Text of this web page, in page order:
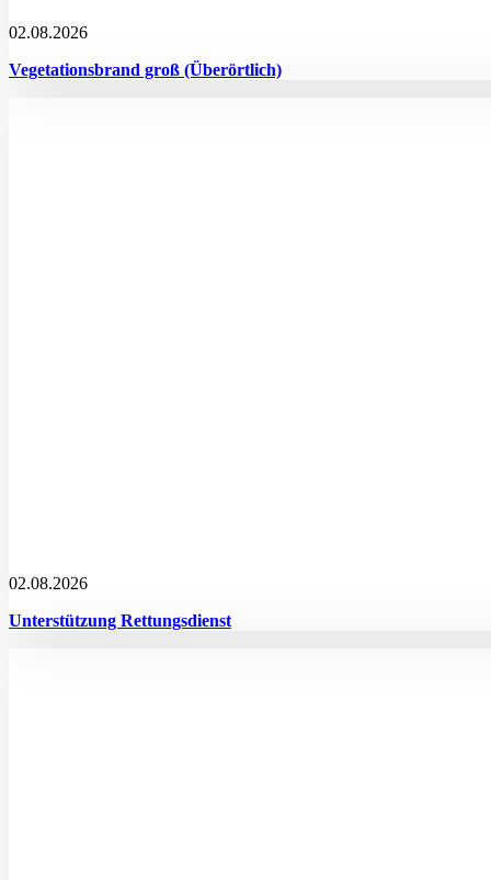
02.08.2026
Vegetationsbrand groß (Überörtlich)
02.08.2026
Unterstützung Rettungsdienst